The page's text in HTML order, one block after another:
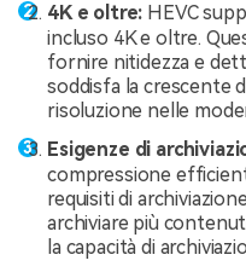
4K e oltre: HEVC
incluso 4K e oltre.
fornire nitidezza e
soddisfa la crescente
risoluzione nelle
Esigenze di
compressione
requisiti di
archiviare più
la capacità di